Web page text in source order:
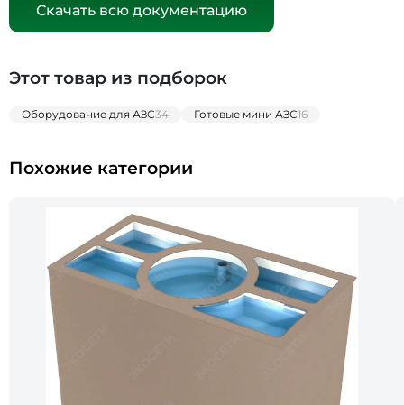
Скачать всю документацию
Этот товар из подборок
Оборудование для АЗС34 Готовые мини АЗС16
Похожие категории